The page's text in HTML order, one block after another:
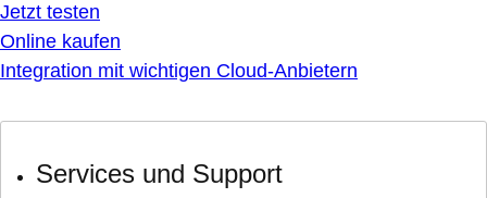
Jetzt testen
Online kaufen
Integration mit wichtigen Cloud-Anbietern
Services und Support